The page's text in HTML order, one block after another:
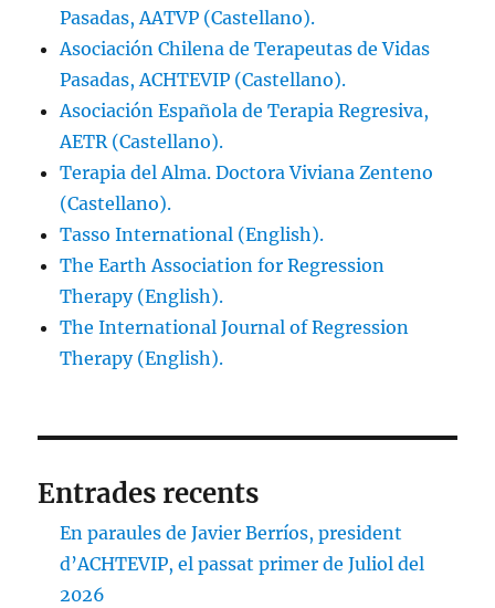
Pasadas, AATVP (Castellano).
Asociación Chilena de Terapeutas de Vidas
Pasadas, ACHTEVIP (Castellano).
Asociación Española de Terapia Regresiva,
AETR (Castellano).
Terapia del Alma. Doctora Viviana Zenteno
(Castellano).
Tasso International (English).
The Earth Association for Regression
Therapy (English).
The International Journal of Regression
Therapy (English).
Entrades recents
En paraules de Javier Berríos, president
d’ACHTEVIP, el passat primer de Juliol del
2026